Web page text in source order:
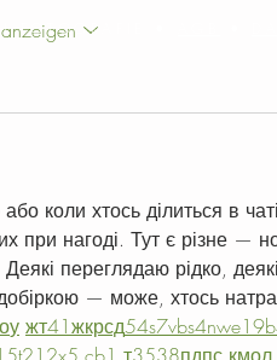
коли хтось ділиться в
при нагоді. Тут є різне —
переглядаю рідко,
— може, хтось
у жт41жкрсд54s7vbs4nwe19
FOTOGRAFIE